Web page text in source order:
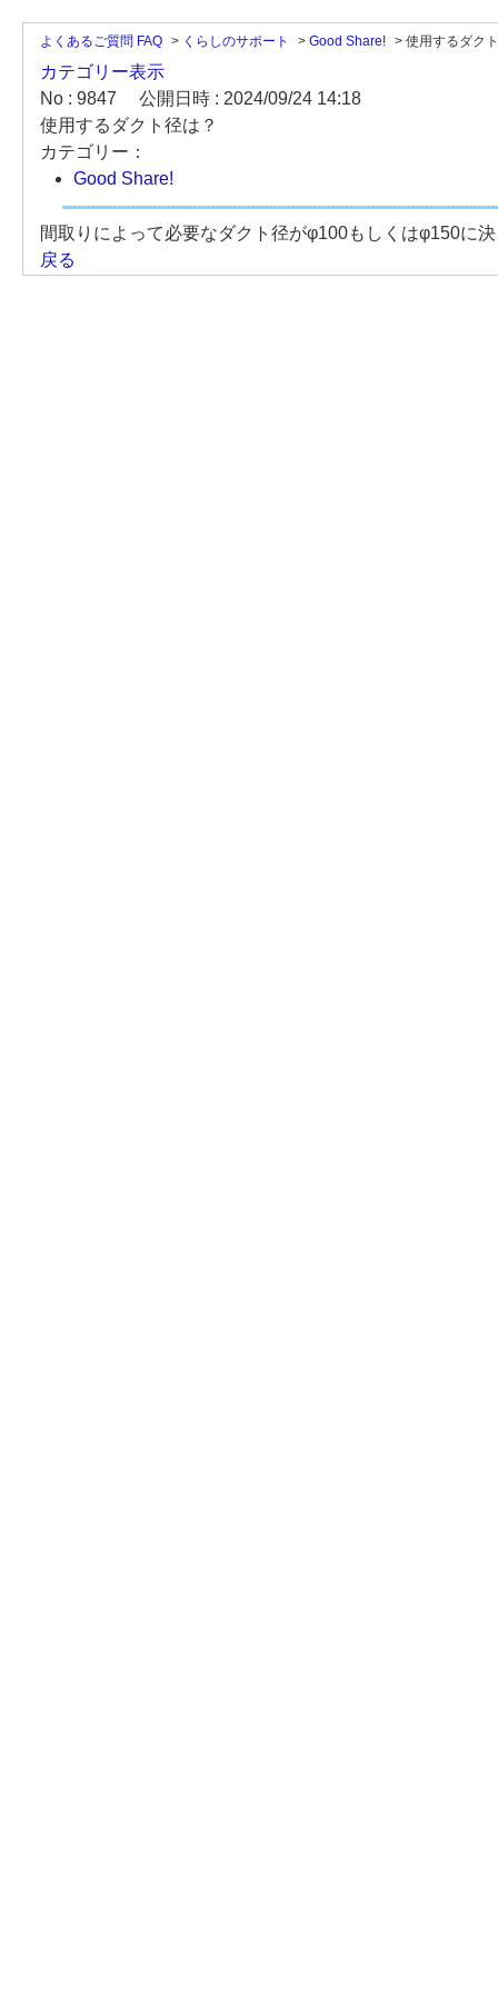
よくあるご質問 FAQ > くらしのサポート > Good Share! > 使用するダク
カテゴリー表示
No : 9847
公開日時 : 2024/09/24 14:18
使用するダクト径は？
カテゴリー：
Good Share!
間取りによって必要なダクト径がφ100もしくはφ150に
戻る